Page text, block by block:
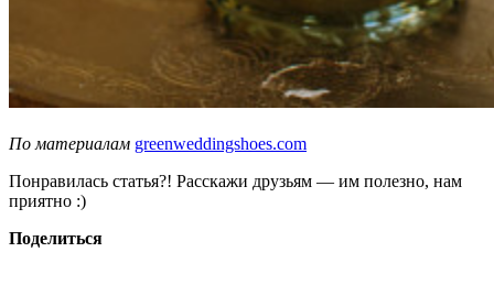
По материалам greenweddingshoes.com
Понравилась статья?! Расскажи друзьям — им полезно, нам
приятно :)
Поделиться